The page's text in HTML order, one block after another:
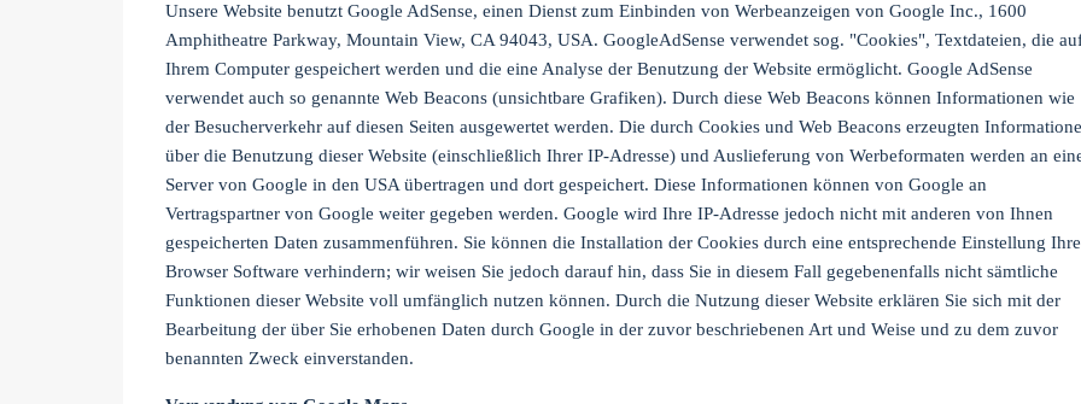
Unsere Website benutzt Google AdSense, einen Dienst zum Einbinden von Werbeanzeigen von Google Inc., 1600
Amphitheatre Parkway, Mountain View, CA 94043, USA. GoogleAdSense verwendet sog. "Cookies", Textdateien, die
Ihrem Computer gespeichert werden und die eine Analyse der Benutzung der Website ermöglicht. Google AdSense
verwendet auch so genannte Web Beacons (unsichtbare Grafiken). Durch diese Web Beacons können Informationen wie
der Besucherverkehr auf diesen Seiten ausgewertet werden. Die durch Cookies und Web Beacons erzeugten
über die Benutzung dieser Website (einschließlich Ihrer IP-Adresse) und Auslieferung von Werbeformaten werden an
Server von Google in den USA übertragen und dort gespeichert. Diese Informationen können von Google an
Vertragspartner von Google weiter gegeben werden. Google wird Ihre IP-Adresse jedoch nicht mit anderen von Ihnen
gespeicherten Daten zusammenführen. Sie können die Installation der Cookies durch eine entsprechende Einstellung
Browser Software verhindern; wir weisen Sie jedoch darauf hin, dass Sie in diesem Fall gegebenenfalls nicht sämtliche
Funktionen dieser Website voll umfänglich nutzen können. Durch die Nutzung dieser Website erklären Sie sich mit der
Bearbeitung der über Sie erhobenen Daten durch Google in der zuvor beschriebenen Art und Weise und zu dem zuvor
benannten Zweck einverstanden.